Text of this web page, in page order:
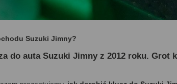
Suzuki Jimny?
do auta Suzuki Jimny z 2012 roku. Grot